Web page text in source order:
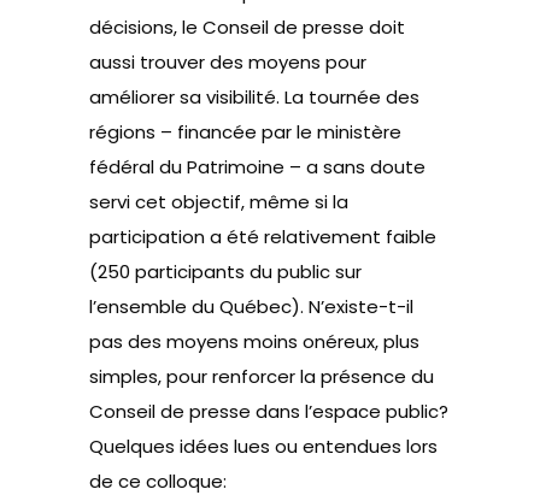
décisions, le Conseil de presse doit
aussi trouver des moyens pour
améliorer sa visibilité. La tournée des
régions – financée par le ministère
fédéral du Patrimoine – a sans doute
servi cet objectif, même si la
participation a été relativement faible
(250 participants du public sur
l’ensemble du Québec). N’existe-t-il
pas des moyens moins onéreux, plus
simples, pour renforcer la présence du
Conseil de presse dans l’espace public?
Quelques idées lues ou entendues lors
de ce colloque: